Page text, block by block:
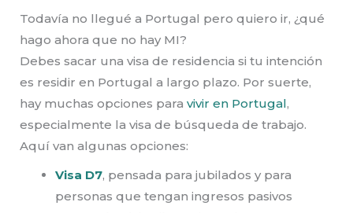
Todavía no llegué a Portugal pero quiero ir, ¿qué
hago ahora que no hay MI?
Debes sacar una visa de residencia si tu intención
es residir en Portugal a largo plazo. Por suerte,
hay muchas opciones para vivir en Portugal,
especialmente la visa de búsqueda de trabajo.
Aquí van algunas opciones:
Visa D7, pensada para jubilados y para
personas que tengan ingresos pasivos